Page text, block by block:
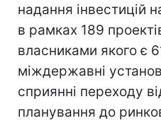
надання інвестицій
в рамках 189
власниками якого є
міждержавні
сприянні переходу
планування до